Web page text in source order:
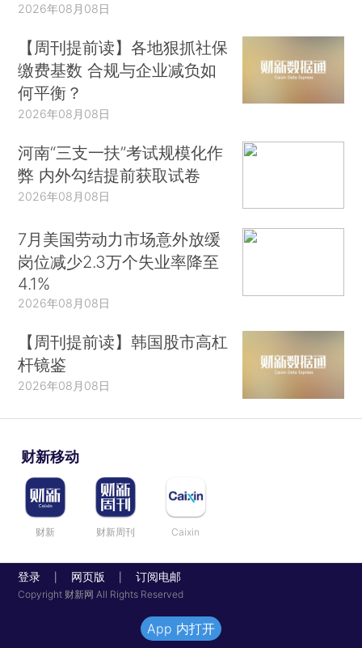
2026年08月08日
【周刊提前读】各地狠抓社保
缴费基数 合规与企业减负如
何平衡？
2026年08月08日
河南“三支一扶”考试规模化作
弊 内外勾结提前获取试卷
2026年08月08日
7月美国劳动力市场意外放缓
岗位减少2.3万个失业率降至
4.1%
2026年08月08日
【周刊提前读】韩国股市高杠
杆镜鉴
2026年08月08日
财新移动
财新 财新周刊 Caixin
登录 网页版 订阅电邮
Copyright 财新网 All Rights Reserved
App 内打开